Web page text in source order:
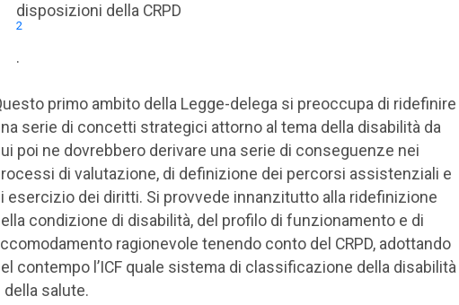
disposizioni della CRPD
2
.
primo ambito della Legge-delega si preoccupa di ridefinire
serie di concetti strategici attorno al tema della disabilità da
poi ne dovrebbero derivare una serie di conseguenze nei
di valutazione, di definizione dei percorsi assistenziali e
esercizio dei diritti. Si provvede innanzitutto alla ridefinizione
condizione di disabilità, del profilo di funzionamento e di
ragionevole tenendo conto del CRPD, adottando
contempo l’ICF quale sistema di classificazione della disabilità
della salute.